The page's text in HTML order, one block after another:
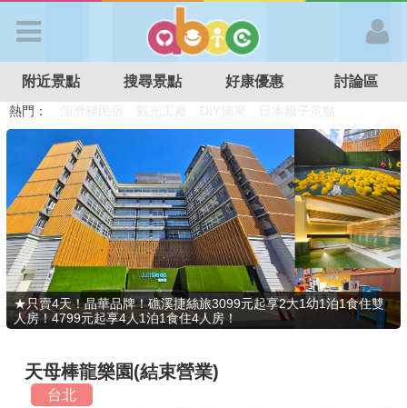
APP登入
首 頁
搜尋景點
好康優惠
最新消息
最新留言
附近景點 搜尋景點 好康優惠 討論區
熱門： 溜滑梯民宿 觀光工廠 DIY摘果
特色遊戲場
親子住房優惠 台北親子餐廳 溫泉泡湯SPA
★只賣4天！晶華品牌！礁溪捷絲旅3099元起享2大1幼1泊1食住雙
人房！4799元起享4人1泊1食住4人房！
天母棒龍樂園(結束營業)
台北